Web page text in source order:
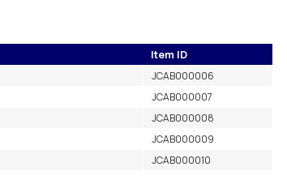
Item ID
JCAB000006
JCAB000007
JCAB000008
JCAB000009
JCAB000010